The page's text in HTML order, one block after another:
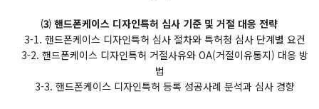
⑶ 핸드폰케이스 디자인특허 심사 기준 및 거절 대응 전략
3-1. 핸드폰케이스 디자인특허 심사 절차와 특허청 심사 단계별 요건
3-2. 핸드폰케이스 디자인특허 거절사유와 OA(거절이유통지) 대응 방
법
3-3. 핸드폰케이스 디자인특허 등록 성공사례 분석과 심사 경향